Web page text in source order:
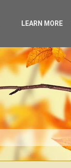
LEARN MORE